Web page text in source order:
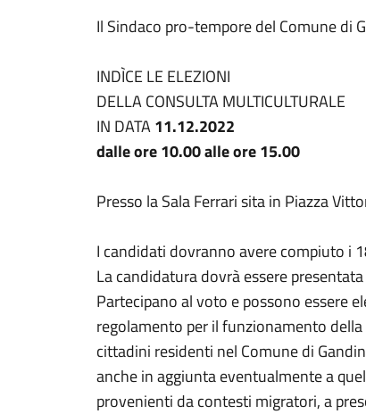
Il Sindaco pro-tempore del Comune di
INDÌCE LE ELEZIONI
DELLA CONSULTA MULTICULTURALE
IN DATA11.12.2022
dalle ore 10.00 alle ore 15.00
Presso la Sala Ferrari sita in Piazza
I candidati dovranno avere compiuto i
La candidatura dovrà essere
Partecipano al voto e possono essere
regolamento per il funzionamento
cittadini residenti nel Comune di
anche in aggiunta eventualmente a
provenienti da contesti migratori, a